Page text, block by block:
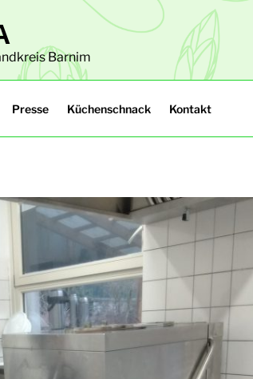
Barnim​
Presse Küchenschnack Kontakt